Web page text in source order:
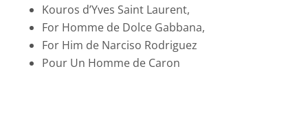
Kouros d’Yves Saint Laurent,
For Homme de Dolce Gabbana,
For Him de Narciso Rodriguez
Pour Un Homme de Caron